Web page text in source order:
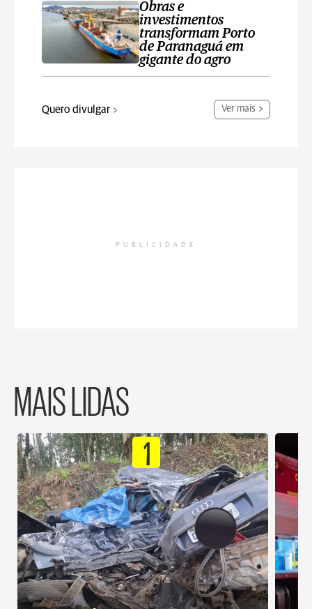
Obras e
investimentos
transformam Porto
de Paranaguá em
gigante do agro
Quero divulgar Ver mais
PUBLICIDADE
MAIS LIDAS
1